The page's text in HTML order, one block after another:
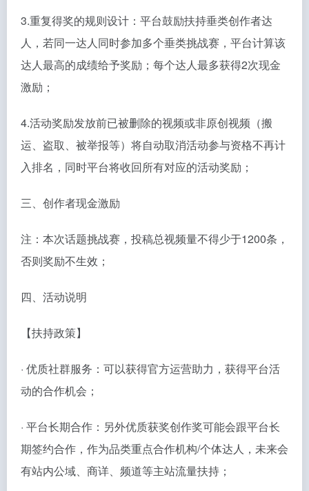
3.重复得奖的规则设计：平台鼓励扶持垂类创作者达
人，若同一达人同时参加多个垂类挑战赛，平台计算该
达人最高的成绩给予奖励；每个达人最多获得2次现金
激励；
4.活动奖励发放前已被删除的视频或非原创视频（搬
运、盗取、被举报等）将自动取消活动参与资格不再计
入排名，同时平台将收回所有对应的活动奖励；
三、创作者现金激励
注：本次话题挑战赛，投稿总视频量不得少于1200条，
否则奖励不生效；
四、活动说明
【扶持政策】
· 优质社群服务：可以获得官方运营助力，获得平台活
动的合作机会；
· 平台长期合作：另外优质获奖创作奖可能会跟平台长
期签约合作，作为品类重点合作机构/个体达人，未来会
有站内公域、商详、频道等主站流量扶持；